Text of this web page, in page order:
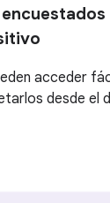
acceder
desde el